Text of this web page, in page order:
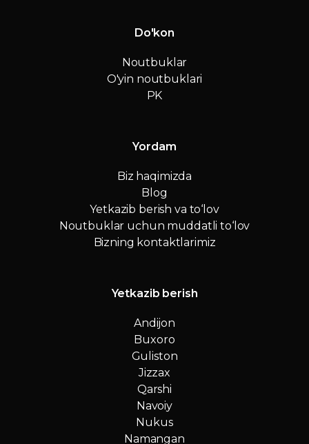
Do'kon
Noutbuklar
O'yin noutbuklari
PK
Yordam
Biz haqimizda
Blog
Yetkazib berish va to‘lov
Noutbuklar uchun muddatli to‘lov
Bizning kontaktlarimiz
Yetkazib berish
Andijon
Buxoro
Guliston
Jizzax
Qarshi
Navoiy
Nukus
Namangan